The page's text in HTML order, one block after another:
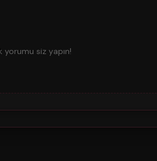
yorumu siz yapın!